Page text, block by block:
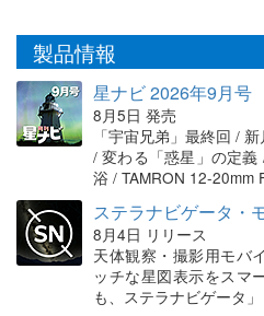
製品情報
星ナビ 2026年9月号
8月5日 発売
「宇宙兄弟」最終回 /
/ 変わる「惑星」の定
浴 / TAMRON 12-20mm
ステラナビゲータ・
8月4日 リリース
天体観察・撮影用モバ
ッチな星図表示をスマ
も、ステラナビゲータ」